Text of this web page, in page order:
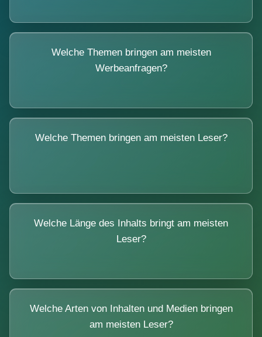
Welche Themen bringen am meisten
Werbeanfragen?
Welche Themen bringen am meisten Leser?
Welche Länge des Inhalts bringt am meisten
Leser?
Welche Arten von Inhalten und Medien bringen
am meisten Leser?